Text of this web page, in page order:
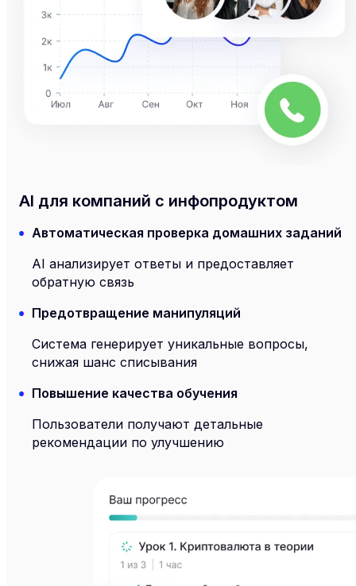
AI для компаний с инфопродуктом
Автоматическая проверка домашних заданий
AI анализирует ответы и предоставляет
обратную связь
Предотвращение манипуляций
Система генерирует уникальные вопросы,
снижая шанс списывания
Повышение качества обучения
Пользователи получают детальные
рекомендации по улучшению